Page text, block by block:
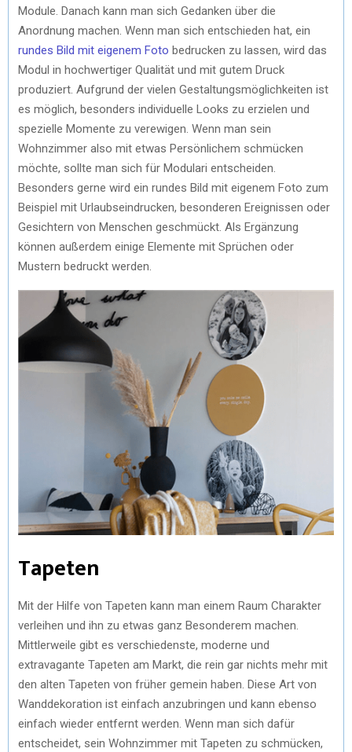
Module. Danach kann man sich Gedanken über die
Anordnung machen. Wenn man sich entschieden hat, ein
rundes Bild mit eigenem Foto bedrucken zu lassen, wird das
Modul in hochwertiger Qualität und mit gutem Druck
produziert. Aufgrund der vielen Gestaltungsmöglichkeiten ist
es möglich, besonders individuelle Looks zu erzielen und
spezielle Momente zu verewigen. Wenn man sein
Wohnzimmer also mit etwas Persönlichem schmücken
möchte, sollte man sich für Modulari entscheiden.
Besonders gerne wird ein rundes Bild mit eigenem Foto zum
Beispiel mit Urlaubseindrucken, besonderen Ereignissen oder
Gesichtern von Menschen geschmückt. Als Ergänzung
können außerdem einige Elemente mit Sprüchen oder
Mustern bedruckt werden.
Tapeten
Mit der Hilfe von Tapeten kann man einem Raum Charakter
verleihen und ihn zu etwas ganz Besonderem machen.
Mittlerweile gibt es verschiedenste, moderne und
extravagante Tapeten am Markt, die rein gar nichts mehr mit
den alten Tapeten von früher gemein haben. Diese Art von
Wanddekoration ist einfach anzubringen und kann ebenso
einfach wieder entfernt werden. Wenn man sich dafür
entscheidet, sein Wohnzimmer mit Tapeten zu schmücken,